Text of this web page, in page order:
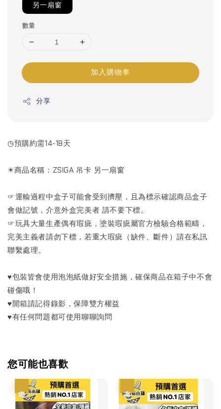
另一扇窗
數量
加入購物車
分享
◷預購約需14-18天
☀商品名稱：ZSIGA 吊卡 另一扇窗
☞運輸過程中盒子可能會受到擠壓，且為標示確認商品盒子
會做記號，介意外盒完美者 請不要下標。
☞玩具大量生產偶有瑕疵，塗裝瑕疵屬官方檢驗合格範疇，
完美主義者請勿下標，若重大瑕疵（缺件、斷件）請在私訊
聯繫處理。
♥包裝皆會使用泡泡紙做好安全措施，確保商品在箱子中不會
碰傷哦！
♥開箱請記得錄影，保障雙方權益
♥有任何問題都可使用聊聊詢問
您可能也喜歡